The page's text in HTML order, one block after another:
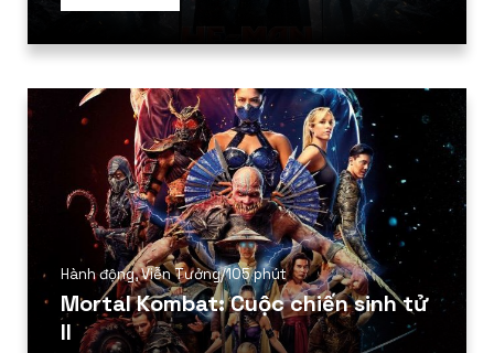
Hành động,Viễn Tưởng/105 phút
Mortal Kombat: Cuộc chiến sinh tử
II